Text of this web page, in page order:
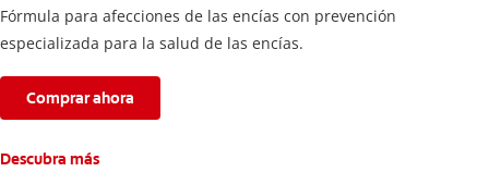
Fórmula para afecciones de las encías con prevención
especializada para la salud de las encías.
Comprar ahora
Descubra más